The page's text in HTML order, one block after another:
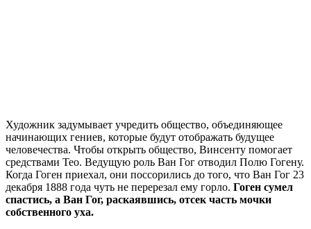
Художник задумывает учредить общество, объединяющее
начинающих гениев, которые будут отображать будущее
человечества. Чтобы открыть общество, Винсенту помогает
средствами Тео. Ведущую роль Ван Гог отводил Полю Гогену.
Когда Гоген приехал, они поссорились до того, что Ван Гог 23
декабря 1888 года чуть не перерезал ему горло. Гоген сумел
спастись, а Ван Гог, раскаявшись, отсек часть мочки
собственного уха.